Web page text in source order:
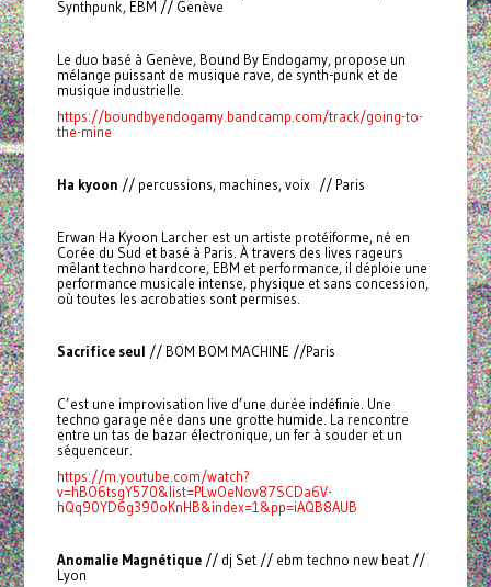
Synthpunk, EBM // Genève
Le duo basé à Genève, Bound By Endogamy, propose un
mélange puissant de musique rave, de synth-punk et de
musique industrielle.
https://boundbyendogamy.bandcamp.com/track/going-to-
the-mine
Ha kyoon // percussions, machines, voix // Paris
Erwan Ha Kyoon Larcher est un artiste protéiforme, né en
Corée du Sud et basé à Paris. À travers des lives rageurs
mêlant techno hardcore, EBM et performance, il déploie une
performance musicale intense, physique et sans concession,
où toutes les acrobaties sont permises.
Sacrifice seul // BOM BOM MACHINE //Paris
C’est une improvisation live d’une durée indéfinie. Une
techno garage née dans une grotte humide. La rencontre
entre un tas de bazar électronique, un fer à souder et un
séquenceur.
https://m.youtube.com/watch?
v=hBO6tsgY570&list=PLwOeNov87SCDa6V-
hQq90YD6g390oKnHB&index=1&pp=iAQB8AUB
Anomalie Magnétique// dj Set // ebm techno new beat //
Lyon